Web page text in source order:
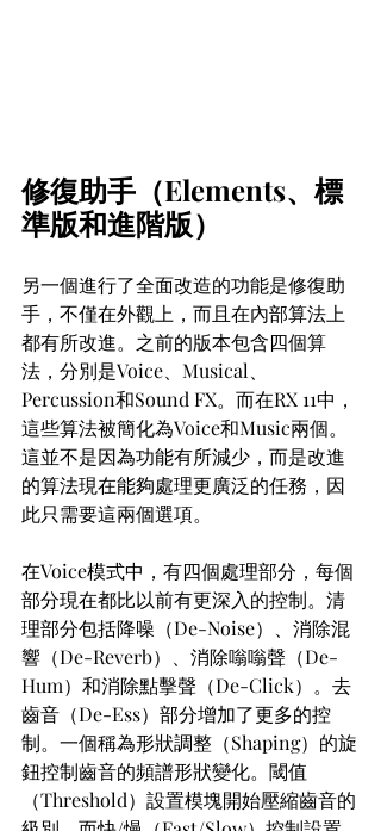
修復助手（Elements、標
準版和進階版）
另一個進行了全面改造的功能是修復助
手，不僅在外觀上，而且在內部算法上
都有所改進。之前的版本包含四個算
法，分別是Voice、Musical、
Percussion和Sound FX。而在RX 11中，
這些算法被簡化為Voice和Music兩個。
這並不是因為功能有所減少，而是改進
的算法現在能夠處理更廣泛的任務，因
此只需要這兩個選項。
在Voice模式中，有四個處理部分，每個
部分現在都比以前有更深入的控制。清
理部分包括降噪（De-Noise）、消除混
響（De-Reverb）、消除嗡嗡聲（De-
Hum）和消除點擊聲（De-Click）。去
齒音（De-Ess）部分增加了更多的控
制。一個稱為形狀調整（Shaping）的旋
鈕控制齒音的頻譜形狀變化。閾值
（Threshold）設置模塊開始壓縮齒音的